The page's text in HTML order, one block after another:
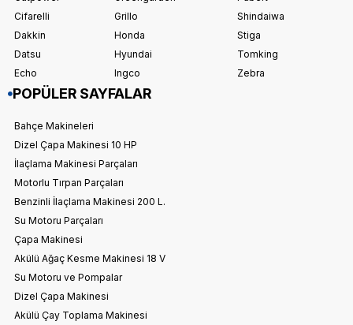
Cifarelli
Dakkin
Datsu
Echo
Grillo
Honda
Hyundai
Ingco
Shindaiwa
Stiga
Tomking
Zebra
POPÜLER SAYFALAR
Bahçe Makineleri
Dizel Çapa Makinesi 10 HP
İlaçlama Makinesi Parçaları
Motorlu Tırpan Parçaları
Benzinli İlaçlama Makinesi 200 L.
Su Motoru Parçaları
Çapa Makinesi
Akülü Ağaç Kesme Makinesi 18 V
Su Motoru ve Pompalar
Dizel Çapa Makinesi
Akülü Çay Toplama Makinesi